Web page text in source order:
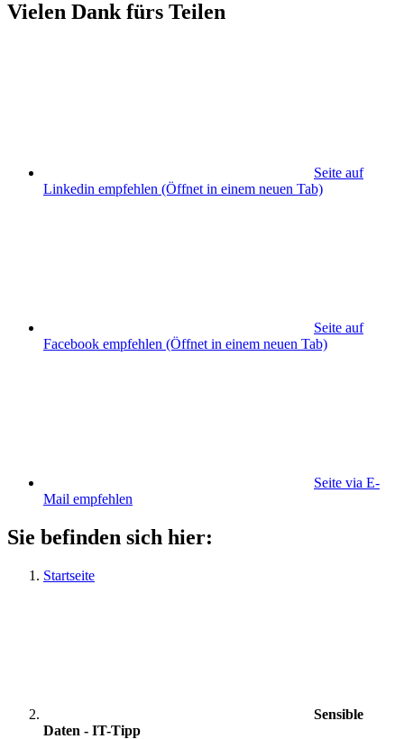
Vielen Dank fürs Teilen
Seite auf
Linkedin empfehlen (Öffnet in einem neuen Tab)
Seite auf
Facebook empfehlen (Öffnet in einem neuen Tab)
Seite via E-
Mail empfehlen
Sie befinden sich hier:
Startseite
Sensible
Daten - IT-Tipp